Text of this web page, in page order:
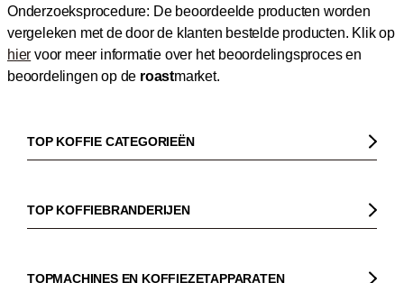
Onderzoeksprocedure: De beoordeelde producten worden
vergeleken met de door de klanten bestelde producten. Klik op
hier voor meer informatie over het beoordelingsproces en
beoordelingen op de roastmarket.
TOP KOFFIE CATEGORIEËN
Koffiebonen
Biologische koffie
TOP KOFFIEBRANDERIJEN
Dinzler
TOPMACHINES EN KOFFIEZETAPPARATEN